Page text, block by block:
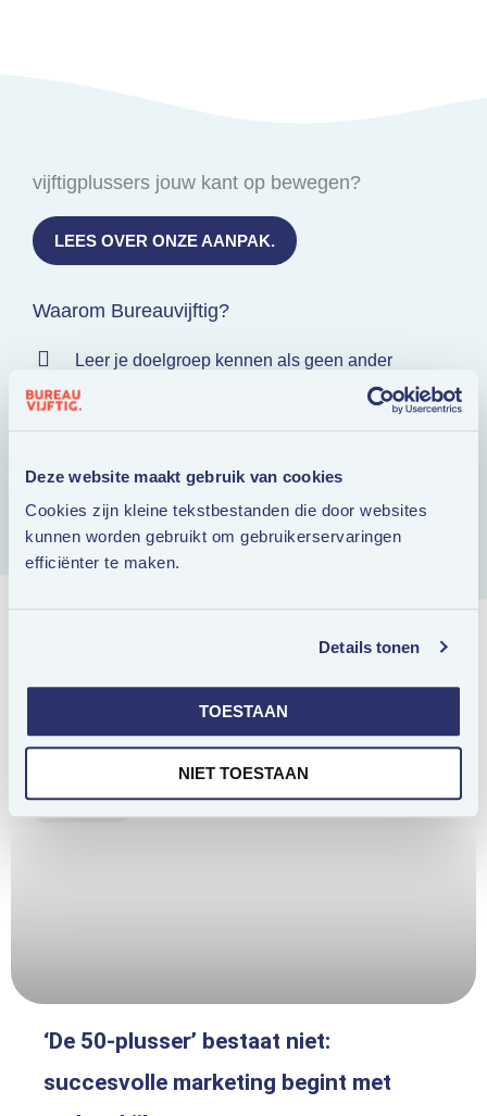
Deze website maakt gebruik van cookies
Cookies zijn kleine tekstbestanden die door websites
kunnen worden gebruikt om gebruikerservaringen
efficiënter te maken.
Details tonen
TOESTAAN
NIET TOESTAAN
vijftigplussers jouw kant op bewegen?
LEES OVER ONZE AANPAK.
Waarom Bureauvijftig?
Leer je doelgroep kennen als geen ander
Ruim 15 jaar marktleider
Toegang tot het Nationale 50Plus Panel
Ook interessant voor jou.
‘De 50-plusser’ bestaat niet:
succesvolle marketing begint met